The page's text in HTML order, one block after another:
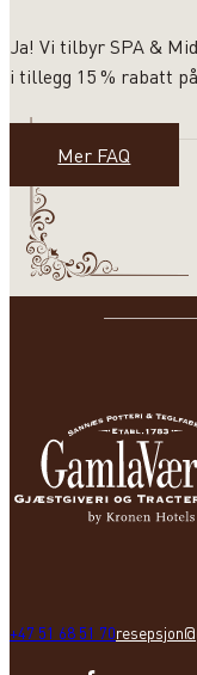
Ja! Vi tilbyr SPA &
i tillegg 15 % rabatt
Mer FAQ
+47 51 68 51 70